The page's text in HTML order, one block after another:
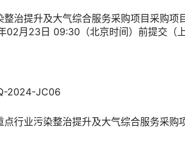
治提升及大气综合服务采购项目采购项
年02月23日 09:30（北京时间
2024-JC06
行业污染整治提升及大气综合服务采购